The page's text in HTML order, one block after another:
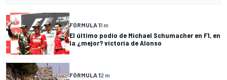
FÓRMULA 11 m
El último podio de Michael Schumacher en F1, en
la ¿mejor? victoria de Alonso
FÓRMULA 12 m